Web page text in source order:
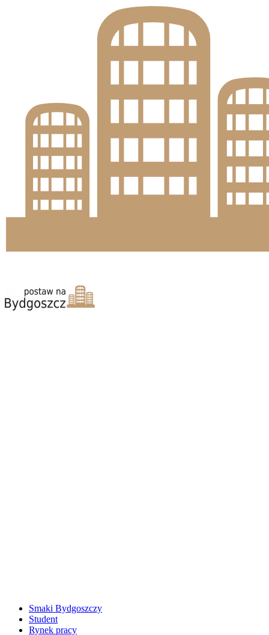
Smaki Bydgoszczy
Student
Rynek pracy